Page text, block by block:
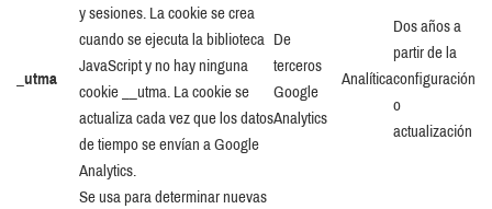
_utma
y sesiones. La cookie se crea
cuando se ejecuta la biblioteca
JavaScript y no hay ninguna
cookie __utma. La cookie se
actualiza cada vez que los datos
de tiempo se envían a Google
Analytics.
De
terceros
Google
Analytics
Analítica
Dos años a
partir de la
configuración
o
actualización
Se usa para determinar nuevas